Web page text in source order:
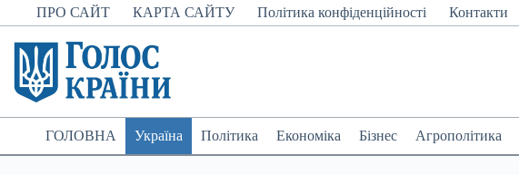
Перейти
до
вмісту
ПРО САЙТ КАРТА САЙТУ Політика конфіденційності Контакти
ГОЛОВНА Україна Політика Економіка Бізнес Агрополітика